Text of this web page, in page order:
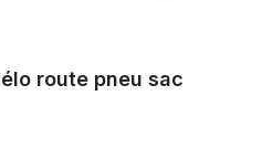
route pneu sac